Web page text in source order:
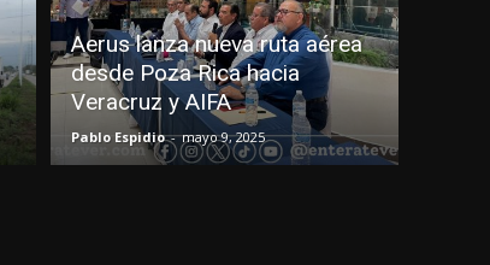
Aerus lanza nueva ruta aérea
desde Poza Rica hacia
Veracruz y AIFA
Pablo Espidio - mayo 9, 2025